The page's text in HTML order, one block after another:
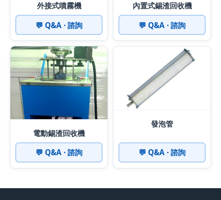
外接式噴霧機
💬 Q&A · 諮詢
內置式錫渣回收機
💬 Q&A · 諮詢
電動錫渣回收機
💬 Q&A · 諮詢
發泡管
💬 Q&A · 諮詢